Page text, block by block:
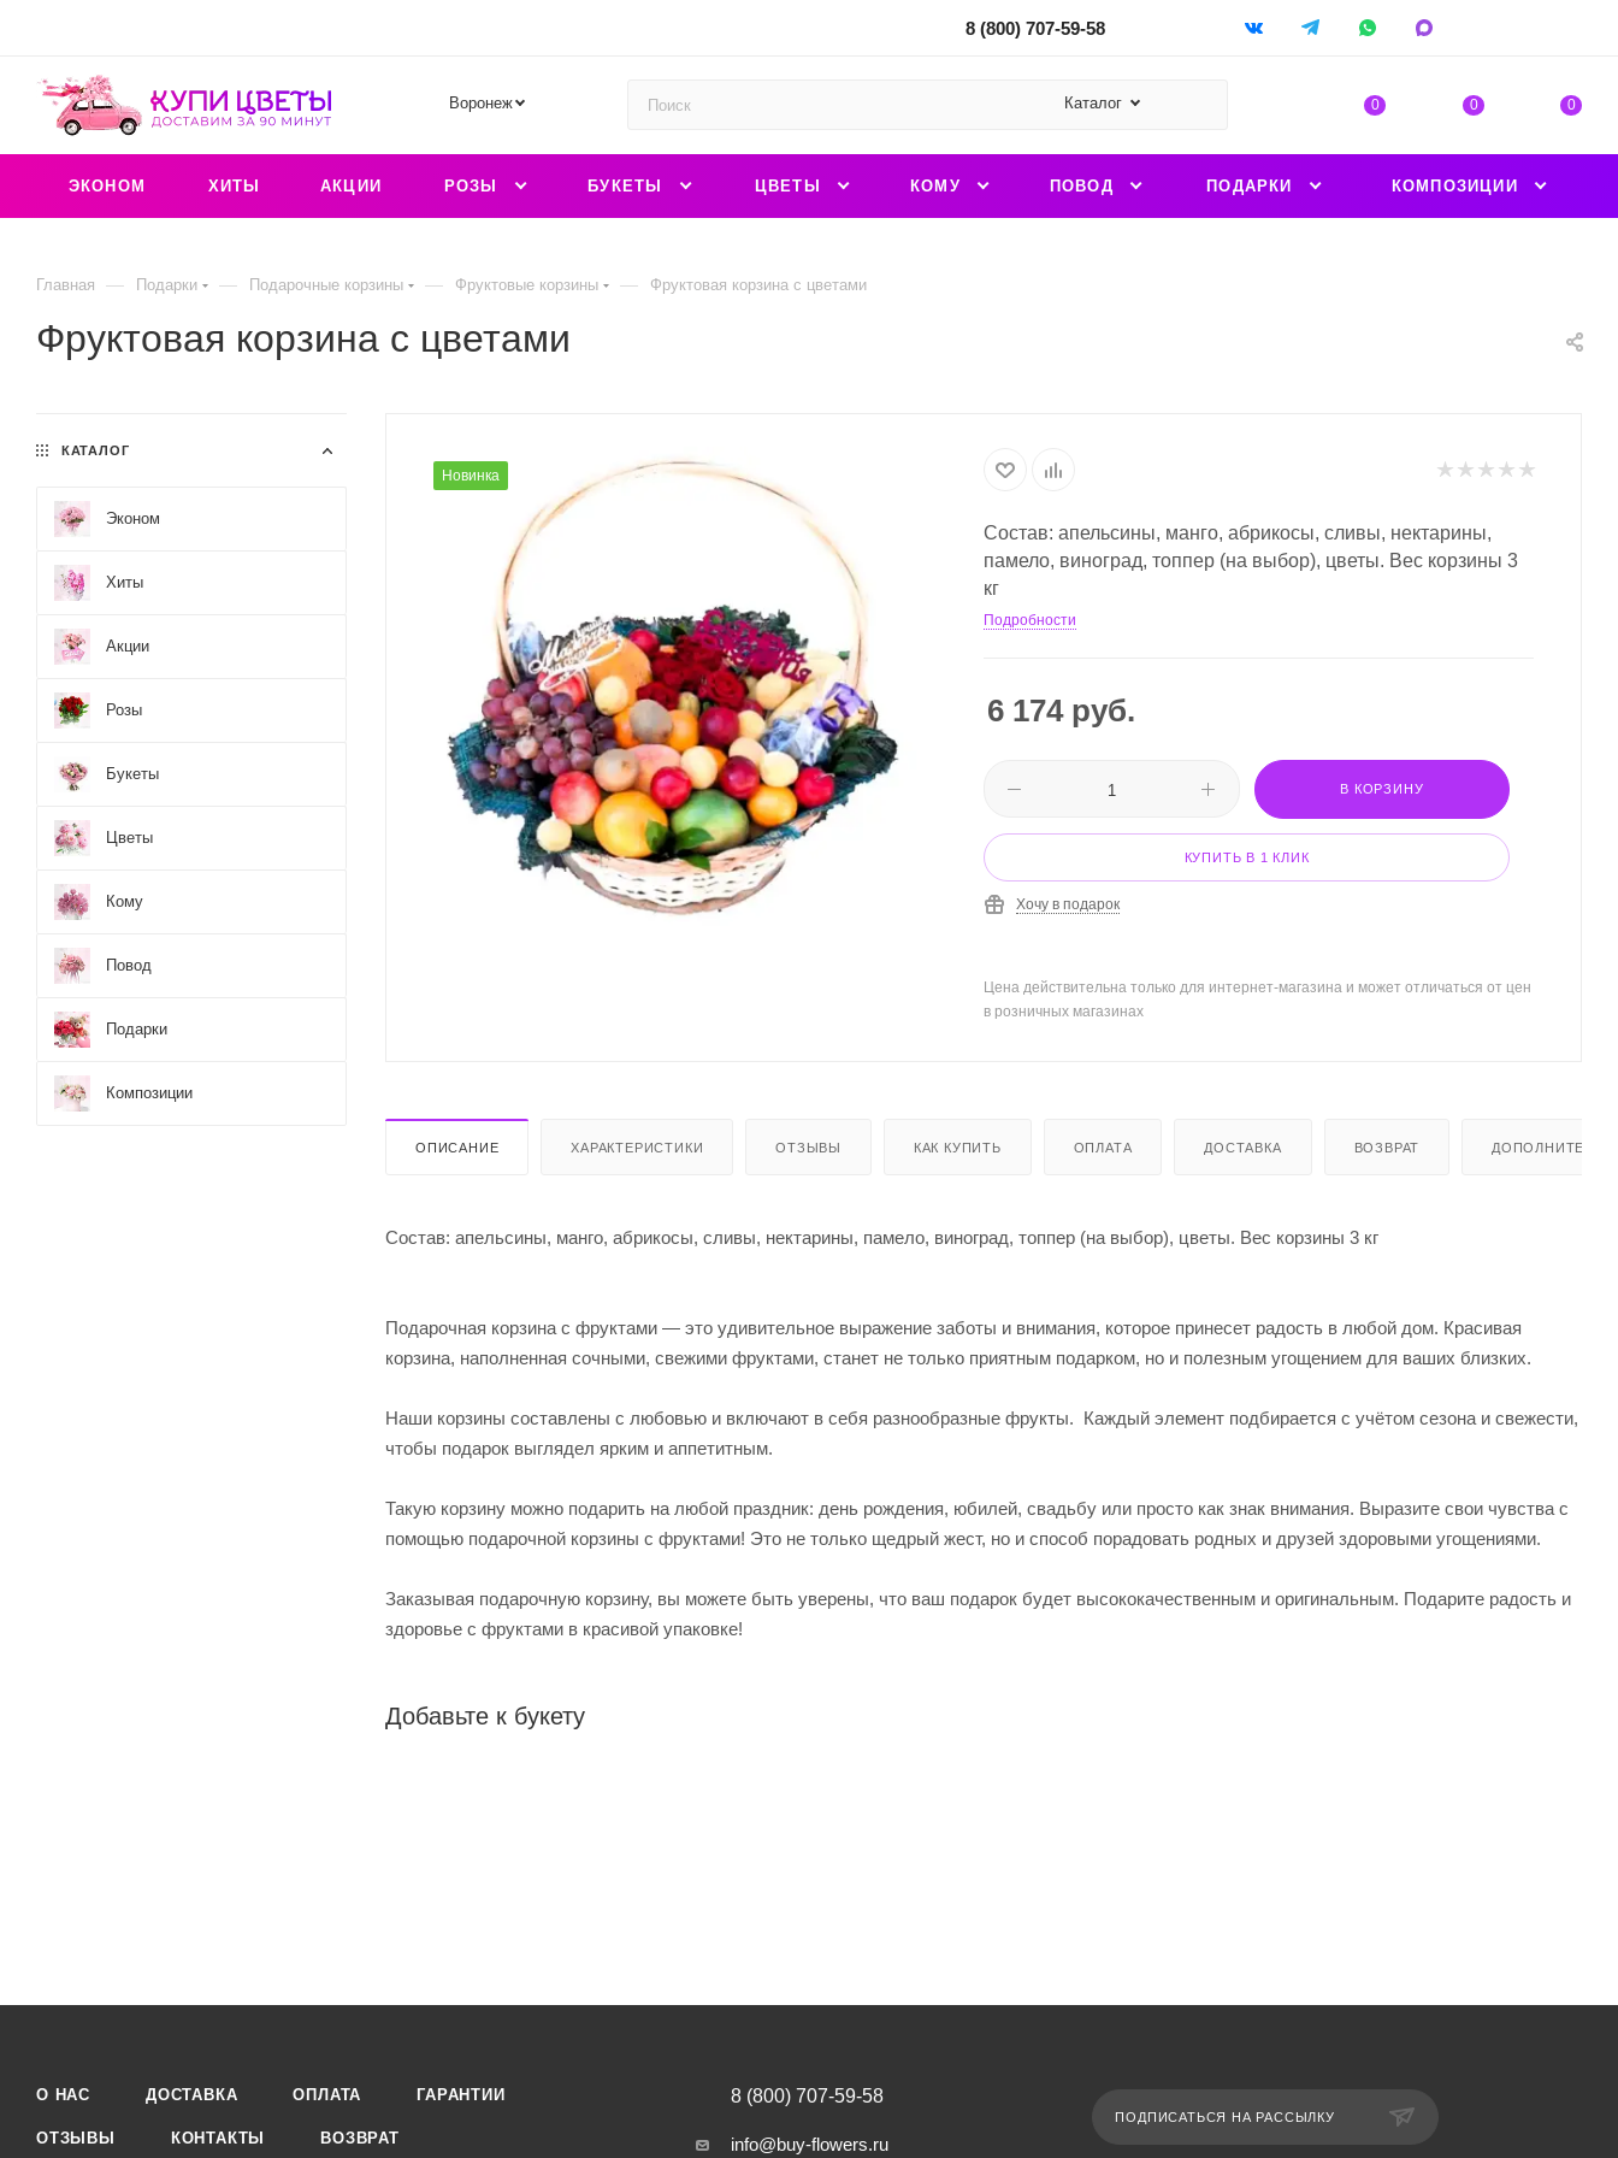
8 (800) 707-59-58
Воронеж Каталог 0 0 0
ЭКОНОМ ХИТЫ АКЦИИ РОЗЫ БУКЕТЫ ЦВЕТЫ КОМУ ПОВОД ПОДАРКИ КОМПОЗИЦИИ
Главная — Подарки — Подарочные корзины — Фруктовые корзины — Фруктовая корзина с цветами
Фруктовая корзина с цветами
Новинка
Состав: апельсины, манго, абрикосы, сливы, нектарины,
памело, виноград, топпер (на выбор), цветы. Вес корзины 3
кг
Подробности
6 174руб.
В КОРЗИНУ
КУПИТЬ В 1 КЛИК
Хочу в подарок
Цена действительна только для интернет-магазина и может отличаться от цен
в розничных магазинах
ОПИСАНИЕ ХАРАКТЕРИСТИКИ ОТЗЫВЫ КАК КУПИТЬ ОПЛАТА ДОСТАВКА ВОЗВРАТ
Состав: апельсины, манго, абрикосы, сливы, нектарины, памело, виноград, топпер (на выбор), цветы. Вес корзины 3 кг
Подарочная корзина с фруктами — это удивительное выражение заботы и внимания, которое принесет радость в любой дом. Красивая
корзина, наполненная сочными, свежими фруктами, станет не только приятным подарком, но и полезным угощением для ваших близких.
Наши корзины составлены с любовью и включают в себя разнообразные фрукты. Каждый элемент подбирается с учётом сезона и свежести,
чтобы подарок выглядел ярким и аппетитным.
Такую корзину можно подарить на любой праздник: день рождения, юбилей, свадьбу или просто как знак внимания. Выразите свои чувства с
помощью подарочной корзины с фруктами! Это не только щедрый жест, но и способ порадовать родных и друзей здоровыми угощениями.
Заказывая подарочную корзину, вы можете быть уверены, что ваш подарок будет высококачественным и оригинальным. Подарите радость и
здоровье с фруктами в красивой упаковке!
Добавьте к букету
КАТАЛОГ
Эконом
Хиты
Акции
Розы
Букеты
Цветы
Кому
Повод
Подарки
Композиции
О НАС ДОСТАВКА ОПЛАТА ГАРАНТИИ
ОТЗЫВЫ КОНТАКТЫ ВОЗВРАТ
8 (800) 707-59-58
info@buy-flowers.ru
ПОДПИСАТЬСЯ НА РАССЫЛКУ